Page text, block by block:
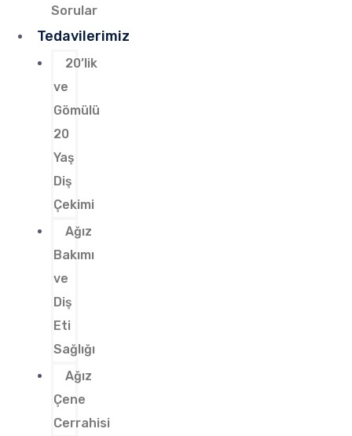
Sorular
Tedavilerimiz
20’lik
ve
Gömülü
20
Yaş
Diş
Çekimi
Ağız
Bakımı
ve
Diş
Eti
Sağlığı
Ağız
Çene
Cerrahisi